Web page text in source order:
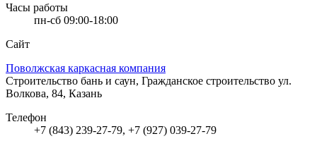
Часы работы
пн-сб 09:00-18:00
Сайт
Поволжская каркасная компания
Строительство бань и саун, Гражданское строительство ул.
Волкова, 84, Казань
Телефон
+7 (843) 239-27-79, +7 (927) 039-27-79